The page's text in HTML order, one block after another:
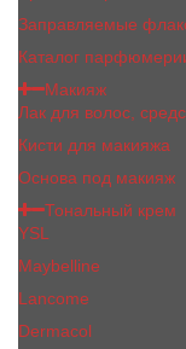
Заправляемые
Каталог
Макияж
Лак для волос,
Кисти для макияжа
Основа под макияж
Тональный крем
YSL
Maybelline
Lancome
Dermacol